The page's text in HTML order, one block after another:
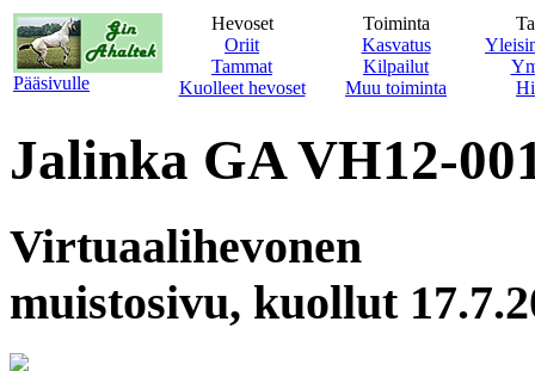
Pääsivulle
Hevoset
Oriit
Tammat
Kuolleet hevoset
Toiminta
Kasvatus
Kilpailut
Muu toiminta
Jalinka GA VH12-
Virtuaalihevonen
muistosivu, kuollut